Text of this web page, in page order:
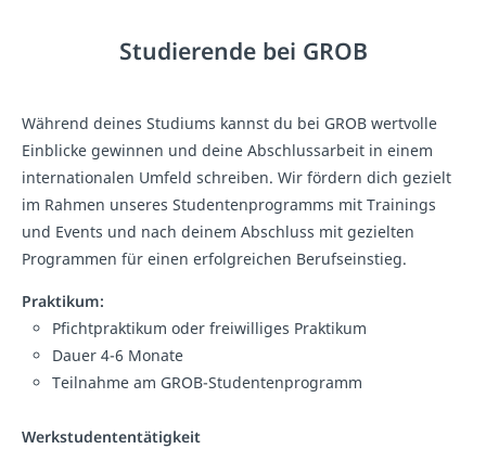
Studierende bei GROB
Während deines Studiums kannst du bei GROB wertvolle
Einblicke gewinnen und deine Abschlussarbeit in einem
internationalen Umfeld schreiben. Wir fördern dich gezielt
im Rahmen unseres Studentenprogramms mit Trainings
und Events und nach deinem Abschluss mit gezielten
Programmen für einen erfolgreichen Berufseinstieg.
Praktikum:
Pfichtpraktikum oder freiwilliges Praktikum
Dauer 4-6 Monate
Teilnahme am GROB-Studentenprogramm
Werkstudententätigkeit